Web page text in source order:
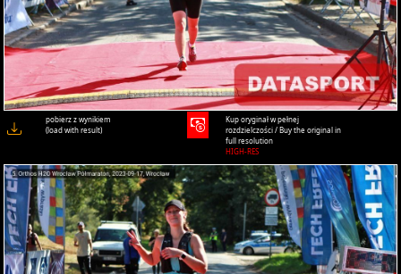
pobierz z wynikiem
(load with result)
Kup oryginał w pełnej
rozdzielczości / Buy the original in
full resolution
HIGH-RES